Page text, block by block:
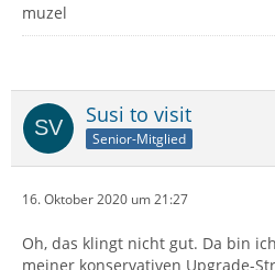
muzel
Susi to visit
Senior-Mitglied
16. Oktober 2020 um 21:27
Oh, das klingt nicht gut. Da bin
meiner konservativen Upgrade-